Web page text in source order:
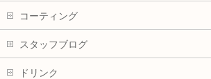
コーティング
スタッフブログ
ドリンク